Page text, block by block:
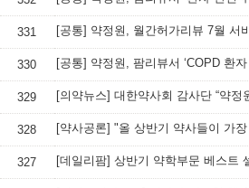
331 [공통] 약정원, 월간허가리뷰 7월 서
330 [공통] 약정원, 팜리뷰서 ‘COPD 환
329 [의약뉴스] 대한약사회 감사단 “약정
328 [약사공론] "올 상반기 약사들이 가
327 [데일리팜] 상반기 약학부문 베스트